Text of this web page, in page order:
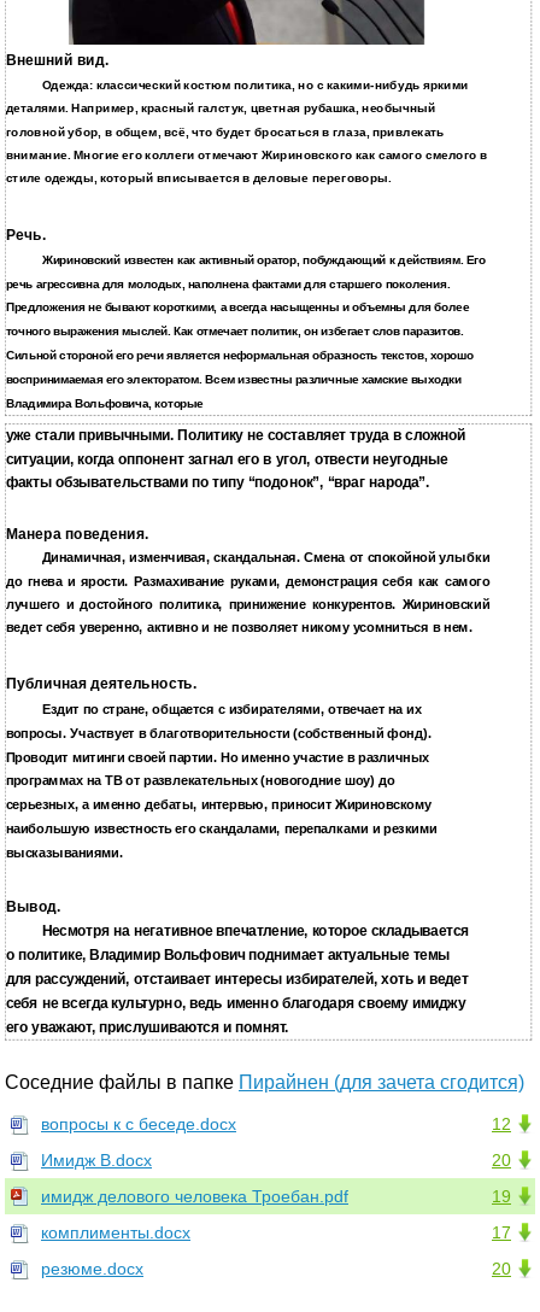
Внешний вид.
Одежда: классический костюм политика, но с какими-нибудь яркими
деталями. Например, красный галстук, цветная рубашка, необычный
головной убор, в общем, всё, что будет бросаться в глаза, привлекать
внимание. Многие его коллеги отмечают Жириновского как самого смелого в
стиле одежды, который вписывается в деловые переговоры.
Речь.
Жириновский известен как активный оратор, побуждающий к действиям. Его
речь агрессивна для молодых, наполнена фактами для старшего поколения.
Предложения не бывают короткими, а всегда насыщенны и объемны для более
точного выражения мыслей. Как отмечает политик, он избегает слов паразитов.
Сильной стороной его речи является неформальная образность текстов, хорошо
воспринимаемая его электоратом. Всем известны различные хамские выходки
Владимира Вольфовича, которые
уже стали привычными. Политику не составляет труда в сложной
ситуации, когда оппонент загнал его в угол, отвести неугодные
факты обзывательствами по типу “подонок”, “враг народа”.
Манера поведения.
Динамичная, изменчивая, скандальная. Смена от спокойной улыбки
до гнева и ярости. Размахивание руками, демонстрация себя как самого
лучшего и достойного политика, принижение конкурентов. Жириновский
ведет себя уверенно, активно и не позволяет никому усомниться в нем.
Публичная деятельность.
Ездит по стране, общается с избирателями, отвечает на их
вопросы. Участвует в благотворительности (собственный фонд).
Проводит митинги своей партии. Но именно участие в различных
программах на ТВ от развлекательных (новогодние шоу) до
серьезных, а именно дебаты, интервью, приносит Жириновскому
наибольшую известность его скандалами, перепалками и резкими
высказываниями.
Вывод.
Несмотря на негативное впечатление, которое складывается
о политике, Владимир Вольфович поднимает актуальные темы
для рассуждений, отстаивает интересы избирателей, хоть и ведет
себя не всегда культурно, ведь именно благодаря своему имиджу
его уважают, прислушиваются и помнят.
Соседние файлы в папке Пирайнен (для зачета сгодится)
12
вопросы к с беседе.docx
20
Имидж В.docx
19
имидж делового человека Троебан.pdf
17
комплименты.docx
20
резюме.docx